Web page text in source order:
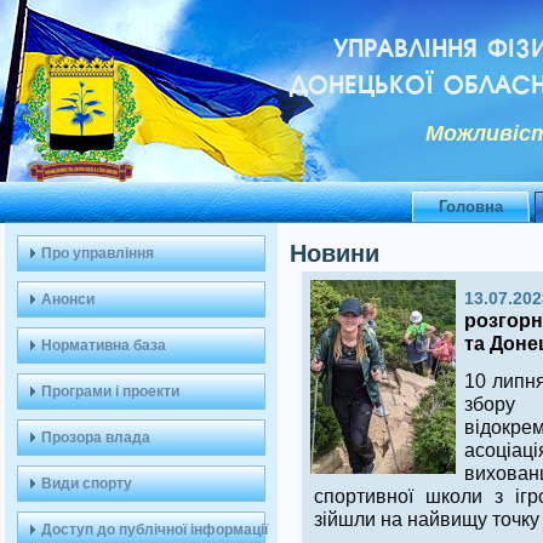
УПРАВЛІННЯ
ДОНЕЦЬКОЇ
Головна
Про управління
Анонси
Нормативна база
Програми і проекти
Прозора влада
Види спорту
Доступ до публічної інформації
Новини
та
10
спортивної школи з
зійшли на найвищу точку